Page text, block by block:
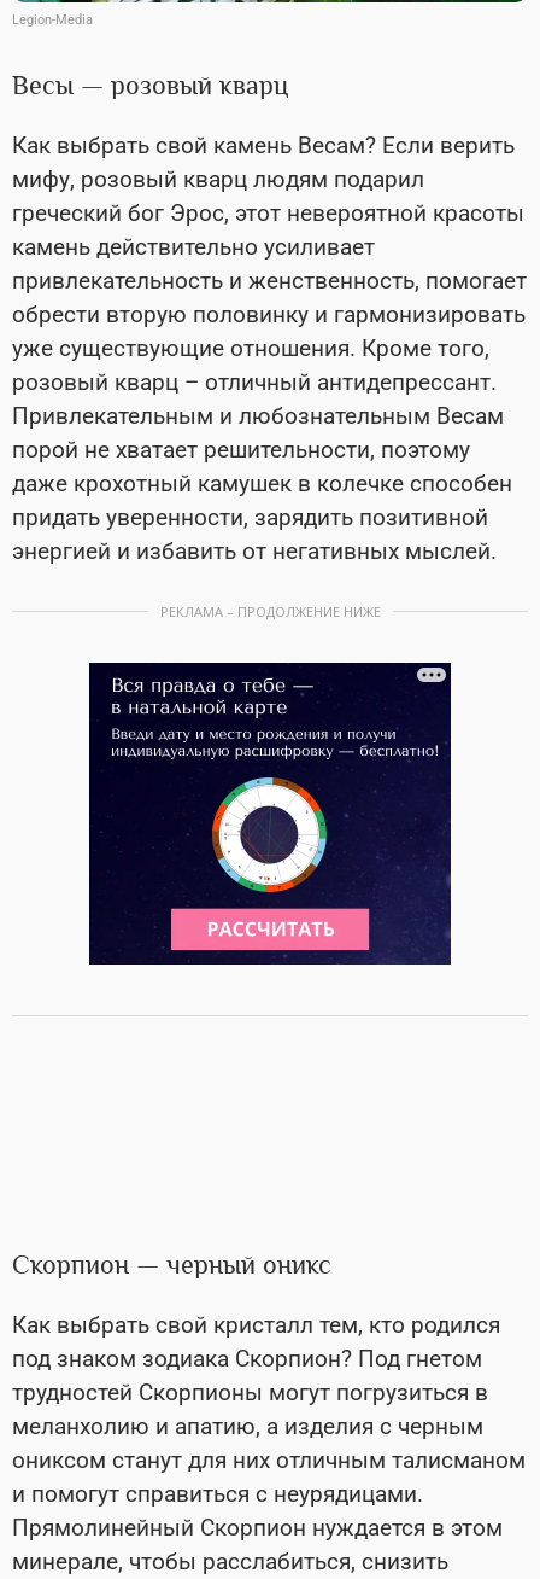
Legion-Media
Весы — розовый кварц
Как выбрать свой камень Весам? Если верить
мифу, розовый кварц людям подарил
греческий бог Эрос, этот невероятной красоты
камень действительно усиливает
привлекательность и женственность, помогает
обрести вторую половинку и гармонизировать
уже существующие отношения. Кроме того,
розовый кварц – отличный антидепрессант.
Привлекательным и любознательным Весам
порой не хватает решительности, поэтому
даже крохотный камушек в колечке способен
придать уверенности, зарядить позитивной
энергией и избавить от негативных мыслей.
РЕКЛАМА – ПРОДОЛЖЕНИЕ НИЖЕ
Скорпион — черный оникс
Как выбрать свой кристалл тем, кто родился
под знаком зодиака Скорпион? Под гнетом
трудностей Скорпионы могут погрузиться в
меланхолию и апатию, а изделия с черным
ониксом станут для них отличным талисманом
и помогут справиться с неурядицами.
Прямолинейный Скорпион нуждается в этом
минерале, чтобы расслабиться, снизить